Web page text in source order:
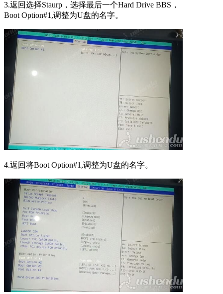
3.返回选择Staurp，选择最后一个Hard Drive BBS，
Boot Option#1,调整为U盘的名字。
4.返回将Boot Option#1,调整为U盘的名字。